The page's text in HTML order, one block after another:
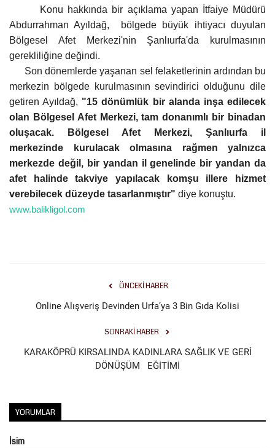
Konu hakkında bir açıklama yapan İtfaiye Müdürü
Abdurrahman Ayıldağ,
bölgede büyük ihtiyacı duyulan
Bölgesel Afet Merkezi'nin Şanlıurfa'da kurulmasının
gerekliliğine değindi.
Son dönemlerde yaşanan sel felaketlerinin ardından bu
merkezin bölgede kurulmasının sevindirici olduğunu dile
getiren Ayıldağ, "15 dönümlük bir alanda inşa edilecek
olan Bölgesel Afet Merkezi, tam donanımlı bir binadan
oluşacak. Bölgesel Afet Merkezi, Şanlıurfa il
merkezinde kurulacak olmasına rağmen yalnızca
merkezde değil, bir yandan il genelinde bir yandan da
afet halinde takviye yapılacak komşu illere hizmet
verebilecek düzeyde tasarlanmıştır" diye konuştu.
www.balikligol.com
ÖNCEKI HABER
Online Alışveriş Devinden Urfa’ya 3 Bin Gıda Kolisi
SONRAKI HABER
KARAKÖPRÜ KIRSALINDA KADINLARA SAĞLIK VE GERİ
DÖNÜŞÜM EĞİTİMİ
YORUMLAR
İsim